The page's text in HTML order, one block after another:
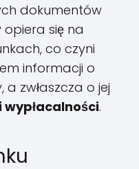
dokumentów
się na
co czyni
informacji o
zwłaszcza o jej
wypłacalności.